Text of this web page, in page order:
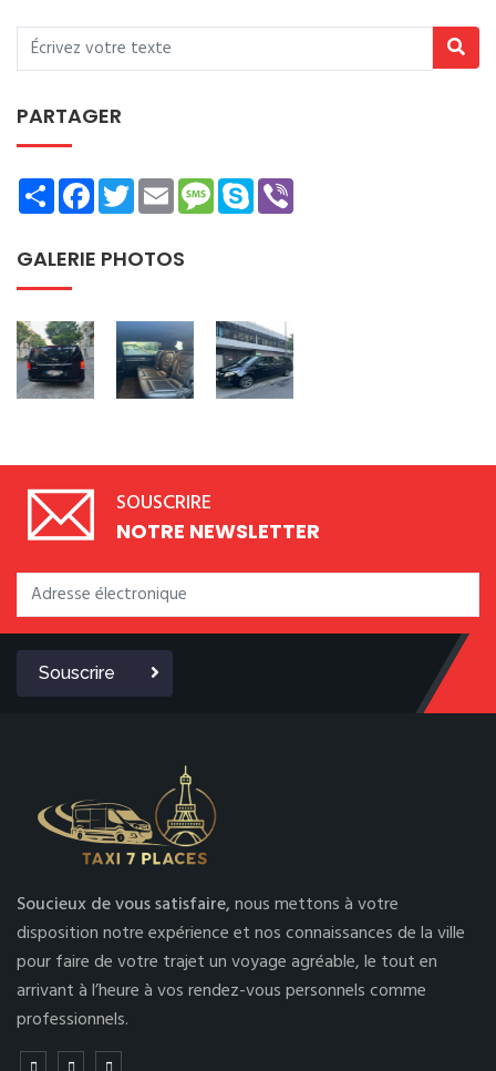
PARTAGER
ShareFacebookTwitterEmailMessage
Skype
GALERIE PHOTOS
SOUSCRIRE
NOTRE NEWSLETTER
Souscrire
Soucieux de vous satisfaire,nous mettons à votre
disposition notre expérience et nos connaissances de la ville
pour faire de votre trajet un voyage agréable, le tout en
arrivant à l’heure à vos rendez-vous personnels comme
professionnels.